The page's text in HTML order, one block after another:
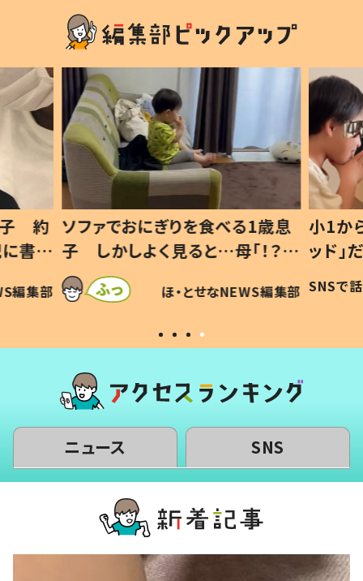
歳息
？」
編集部
小1から不登校、息子は「ギフテ
ッド」だった 父が“ウチ給食”を
作り続ける理由とは #令和の親
#令和の子
SNSで話題 ほ・とせなNEWS編集部
ひ孫
が、抱
「涙
い」
ニュース SNS